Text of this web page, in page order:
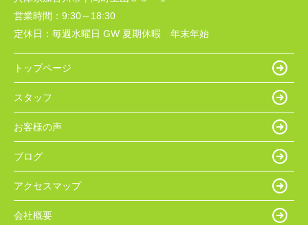
営業時間： 9:30～18:30
定休日： 毎週水曜日 GW 夏期休暇 年末年始
トップページ
スタッフ
お客様の声
ブログ
アクセスマップ
会社概要